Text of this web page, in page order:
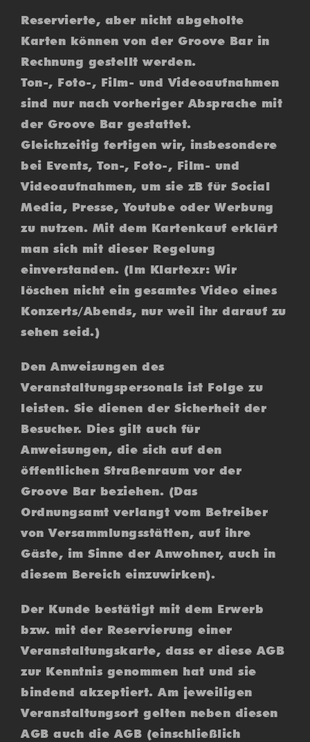
Reservierte, aber nicht abgeholte
Karten können von der Groove Bar in
Rechnung gestellt werden.
Ton-, Foto-, Film- und Videoaufnahmen
sind nur nach vorheriger Absprache mit
der Groove Bar gestattet.
Gleichzeitig fertigen wir, insbesondere
bei Events, Ton-, Foto-, Film- und
Videoaufnahmen, um sie zB für Social
Media, Presse, Youtube oder Werbung
zu nutzen. Mit dem Kartenkauf erklärt
man sich mit dieser Regelung
einverstanden. (Im Klartexr: Wir
löschen nicht ein gesamtes Video eines
Konzerts/Abends, nur weil ihr darauf zu
sehen seid.)
Den Anweisungen des
Veranstaltungspersonals ist Folge zu
leisten. Sie dienen der Sicherheit der
Besucher. Dies gilt auch für
Anweisungen, die sich auf den
öffentlichen Straßenraum vor der
Groove Bar beziehen. (Das
Ordnungsamt verlangt vom Betreiber
von Versammlungsstätten, auf ihre
Gäste, im Sinne der Anwohner, auch in
diesem Bereich einzuwirken).
Der Kunde bestätigt mit dem Erwerb
bzw. mit der Reservierung einer
Veranstaltungskarte, dass er diese AGB
zur Kenntnis genommen hat und sie
bindend akzeptiert. Am jeweiligen
Veranstaltungsort gelten neben diesen
AGB auch die AGB (einschließlich